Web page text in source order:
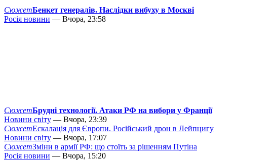
СюжетБенкет генералів. Наслідки вибуху в Москві
Росія новини — Вчора, 23:58
СюжетБрудні технології. Атаки РФ на вибори у Франції
Новини світу — Вчора, 23:39
СюжетЕскалація для Європи. Російський дрон в Лейпцигу
Новини світу — Вчора, 17:07
СюжетЗміни в армії РФ: що стоїть за рішенням Путіна
Росія новини — Вчора, 15:20